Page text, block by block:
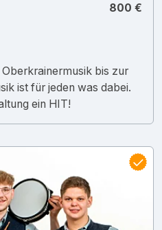
800 €
bis zur
ist für jeden was dabei.
ein HIT!